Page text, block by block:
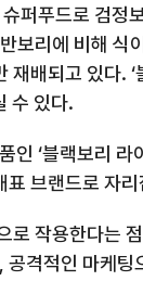
퍼푸드로 검
보리에 비해 식
재배되고 있다.
수 있다.
‘블랙보리 라
표 브랜드로 자
로 작용한다는
공격적인 마케팅